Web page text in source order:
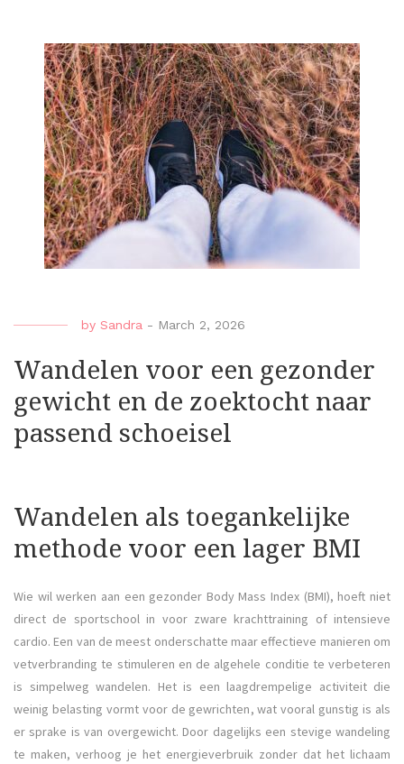
by Sandra - March 2, 2026
Wandelen voor een gezonder
gewicht en de zoektocht naar
passend schoeisel
Wandelen als toegankelijke
methode voor een lager BMI
Wie wil werken aan een gezonder Body Mass Index (BMI), hoeft niet
direct de sportschool in voor zware krachttraining of intensieve
cardio. Een van de meest onderschatte maar effectieve manieren om
vetverbranding te stimuleren en de algehele conditie te verbeteren
is simpelweg wandelen. Het is een laagdrempelige activiteit die
weinig belasting vormt voor de gewrichten, wat vooral gunstig is als
er sprake is van overgewicht. Door dagelijks een stevige wandeling
te maken, verhoog je het energieverbruik zonder dat het lichaam